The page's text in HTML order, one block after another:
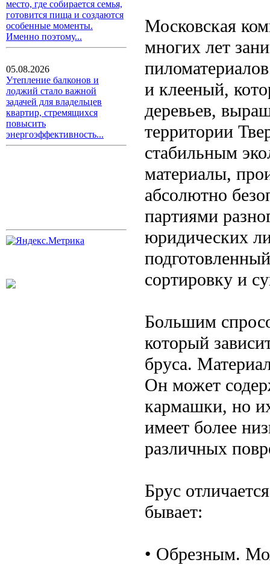
место, где собирается семья,
готовится пища и создаются
особенные моменты.
Именно поэтому...
05.08.2026
Утепление балконов и
лоджий стало важной
задачей для владельцев
квартир, стремящихся
повысить
энергоэффективность...
Московская
многих лет
и клееный,
деревьев,
территории
стабильным
материалы,
абсолютно
партиями
юридических
сортировку и
Большим
который
бруса.
Он может
кармашки, но
имеет более
различных
Брус
бывает:
• Обрезным.